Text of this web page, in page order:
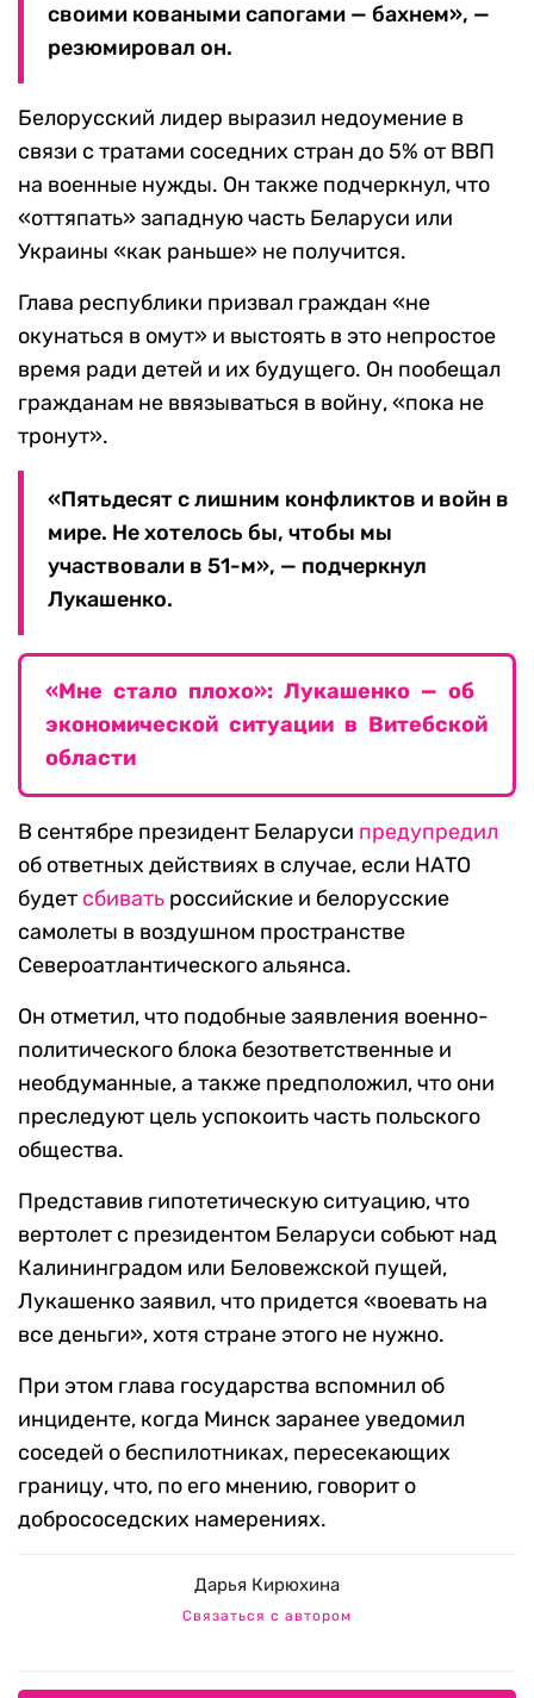
своими коваными сапогами — бахнем», —
резюмировал он.
Белорусский лидер выразил недоумение в
связи с тратами соседних стран до 5% от ВВП
на военные нужды. Он также подчеркнул, что
«оттяпать» западную часть Беларуси или
Украины «как раньше» не получится.
Глава республики призвал граждан «не
окунаться в омут» и выстоять в это непростое
время ради детей и их будущего. Он пообещал
гражданам не ввязываться в войну, «пока не
тронут».
«Пятьдесят с лишним конфликтов и войн в
мире. Не хотелось бы, чтобы мы
участвовали в 51-м», — подчеркнул
Лукашенко.
«Мне стало плохо»: Лукашенко — об
экономической ситуации в Витебской
области
В сентябре президент Беларуси предупредил
об ответных действиях в случае, если НАТО
будет сбивать российские и белорусские
самолеты в воздушном пространстве
Североатлантического альянса.
Он отметил, что подобные заявления военно-
политического блока безответственные и
необдуманные, а также предположил, что они
преследуют цель успокоить часть польского
общества.
Представив гипотетическую ситуацию, что
вертолет с президентом Беларуси собьют над
Калининградом или Беловежской пущей,
Лукашенко заявил, что придется «воевать на
все деньги», хотя стране этого не нужно.
При этом глава государства вспомнил об
инциденте, когда Минск заранее уведомил
соседей о беспилотниках, пересекающих
границу, что, по его мнению, говорит о
добрососедских намерениях.
Дарья Кирюхина
Связаться с автором